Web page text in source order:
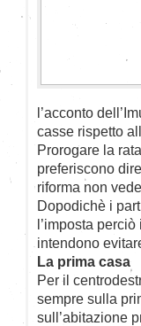
l’acconto
casse rispetto
Prorogare la
preferiscono
riforma non
Dopodichè i
l’imposta
intendono
La prima casa
Per il
sempre sulla
sull’abitazione